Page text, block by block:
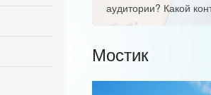
аудитории? Какой
Мостик